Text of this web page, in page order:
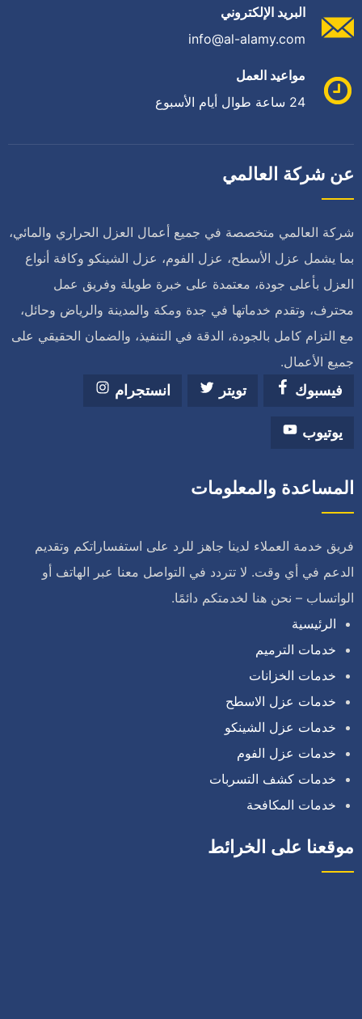
البريد الإلكتروني
info@al-alamy.com
مواعيد العمل
24 ساعة طوال أيام الأسبوع
عن شركة العالمي
شركة العالمي متخصصة في جميع أعمال العزل الحراري والمائي،
بما يشمل عزل الأسطح، عزل الفوم، عزل الشينكو وكافة أنواع
العزل بأعلى جودة، معتمدة على خبرة طويلة وفريق عمل
محترف، وتقدم خدماتها في جدة ومكة والمدينة والرياض وحائل،
مع التزام كامل بالجودة، الدقة في التنفيذ، والضمان الحقيقي على
جميع الأعمال.
فيسبوك
تويتر انستجرام
يوتيوب
المساعدة والمعلومات
فريق خدمة العملاء لدينا جاهز للرد على استفساراتكم وتقديم
الدعم في أي وقت. لا تتردد في التواصل معنا عبر الهاتف أو
الواتساب – نحن هنا لخدمتكم دائمًا.
الرئيسية
خدمات الترميم
خدمات الخزانات
خدمات عزل الاسطح
خدمات عزل الشينكو
خدمات عزل الفوم
خدمات كشف التسربات
خدمات المكافحة
موقعنا على الخرائط